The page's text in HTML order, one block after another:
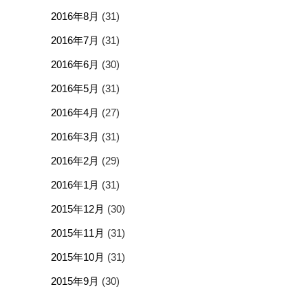
2016年8月 (31)
2016年7月 (31)
2016年6月 (30)
2016年5月 (31)
2016年4月 (27)
2016年3月 (31)
2016年2月 (29)
2016年1月 (31)
2015年12月 (30)
2015年11月 (31)
2015年10月 (31)
2015年9月 (30)